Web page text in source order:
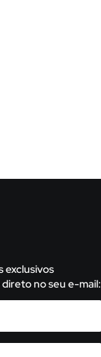
exclusivos
no seu e-mail: